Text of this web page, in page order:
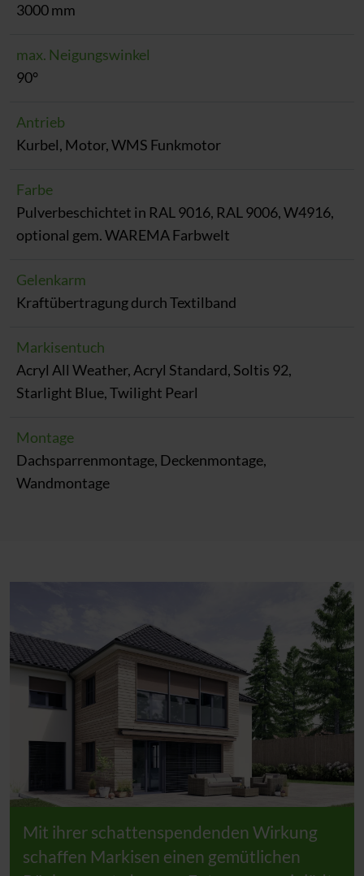
3000 mm
max. Neigungswinkel
90°
Antrieb
Kurbel, Motor, WMS Funkmotor
Farbe
Pulverbeschichtet in RAL 9016, RAL 9006, W4916,
optional gem. WAREMA Farbwelt
Gelenkarm
Kraftübertragung durch Textilband
Markisentuch
Acryl All Weather, Acryl Standard, Soltis 92,
Starlight Blue, Twilight Pearl
Montage
Dachsparrenmontage, Deckenmontage,
Wandmontage
Mit ihrer schattenspendenden Wirkung
schaffen Markisen einen gemütlichen